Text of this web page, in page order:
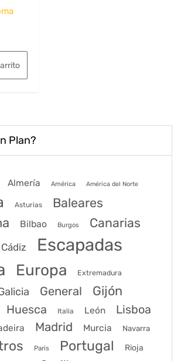
Plan?
Almería América América del Norte
Asturias Baleares
Bilbao Burgos Canarias
Cádiz Escapadas
Europa Extremadura
General Gijón
Huesca Italia León Lisboa
Madrid Murcia Navarra
Paris Portugal Rioja